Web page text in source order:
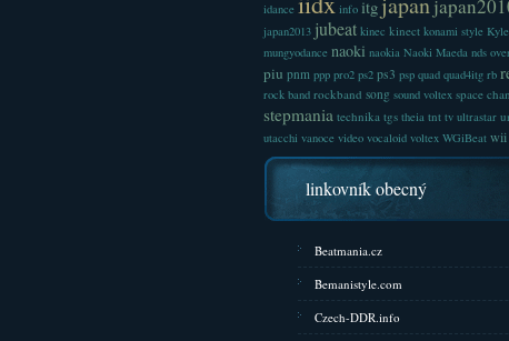
idance
info itg
japan2013 jubeat kinec kinect konami style
mungyodance naoki naokia Naoki Maeda nds
piu pnm ppp pro2 ps2 ps3 psp quad quad4itg rb
rock band rockband song sound voltex space
stepmania technika tgs theia tnt tv ultrastar
utacchi vanoce video vocaloid voltex WGiBeat wii
linkovník obecný
Beatmania.cz
Bemanistyle.com
Czech-DDR.info